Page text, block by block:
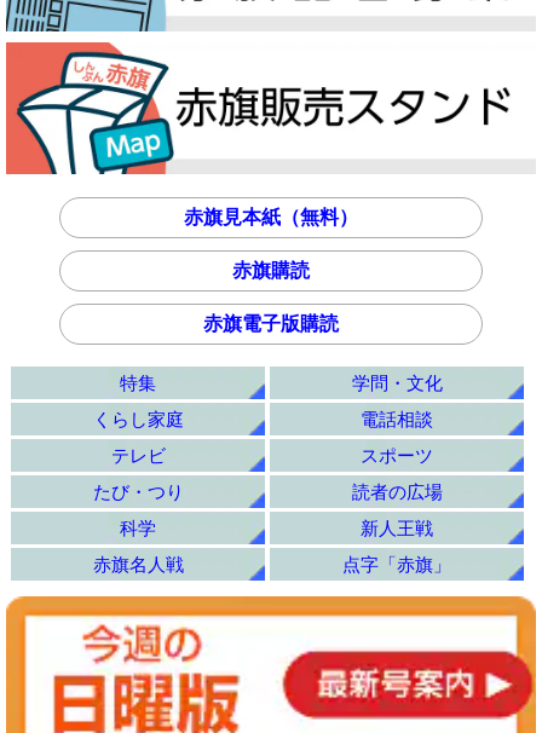
赤旗見本紙（無料）
赤旗購読
赤旗電子版購読
特集
学問・文化
くらし家庭
電話相談
テレビ
スポーツ
たび・つり
読者の広場
科学
新人王戦
赤旗名人戦
点字「赤旗」